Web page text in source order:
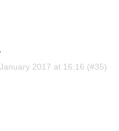
2017 at 16:16